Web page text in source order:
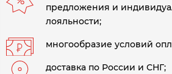
предложения и
лояльности;
многообразие условий
доставка по России и СНГ;